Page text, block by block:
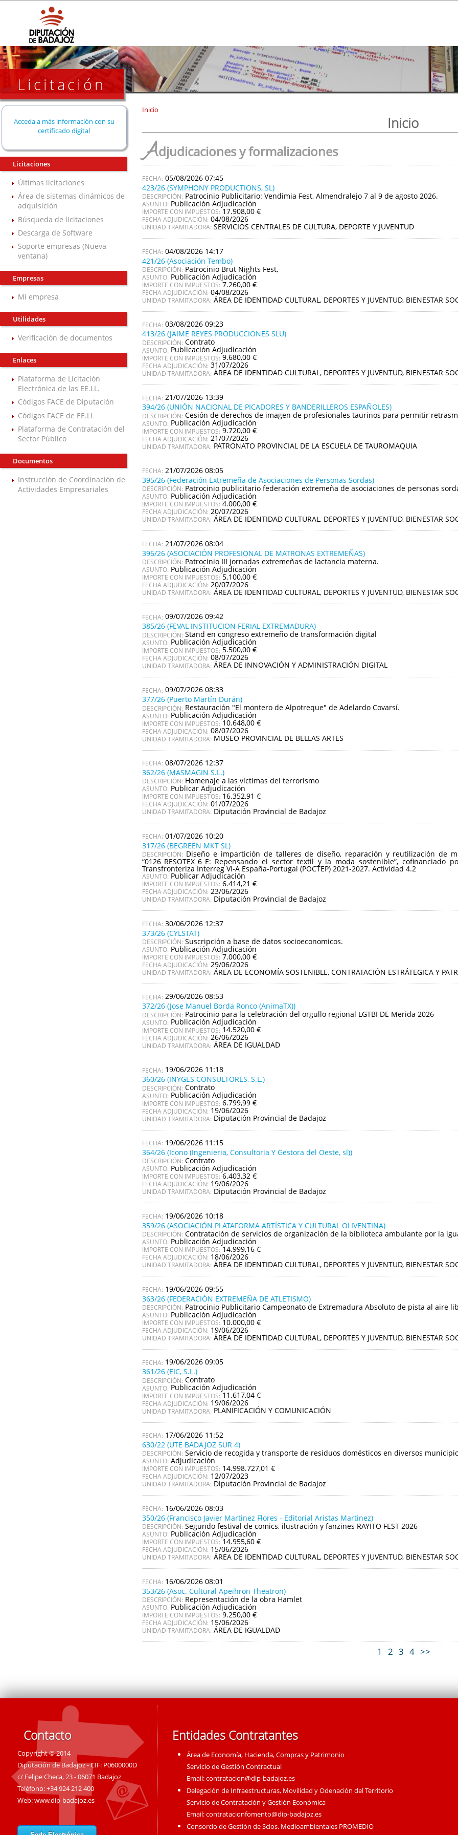
Licitación
Acceda a más información con su
certificado digital
Licitaciones
Últimas licitaciones
Área de sistemas dinámicos de
adquisición
Búsqueda de licitaciones
Descarga de Software
Soporte empresas (Nueva
ventana)
Empresas
Mi empresa
Utilidades
Verificación de documentos
Enlaces
Plataforma de Licitación
Electrónica de las EE.LL.
Códigos FACE de Diputación
Códigos FACE de EE.LL
Plataforma de Contratación del
Sector Público
Documentos
Instrucción de Coordinación de
Actividades Empresariales
Inicio
Inicio
Adjudicaciones y formalizaciones
05/08/2026 07:45
423/26 (SYMPHONY PRODUCTIONS, SL)
DESCRIPCIÓN: Patrocinio Publicitario: Vendimia Fest, Almendralejo 7 al 9 de agosto 2026.
ASUNTO: Publicación Adjudicación
IMPORTE CON IMPUESTOS: 17.908,00 €
FECHA ADJUDICACIÓN: 04/08/2026
UNIDAD TRAMITADORA: SERVICIOS CENTRALES DE CULTURA, DEPORTE Y JUVENTUD
04/08/2026 14:17
421/26 (Asociación Tembo)
DESCRIPCIÓN: Patrocinio Brut Nights Fest,
ASUNTO: Publicación Adjudicación
IMPORTE CON IMPUESTOS: 7.260,00 €
FECHA ADJUDICACIÓN: 04/08/2026
UNIDAD TRAMITADORA: ÁREA DE IDENTIDAD CULTURAL, DEPORTES Y JUVENTUD, BIENESTAR
03/08/2026 09:23
413/26 (JAIME REYES PRODUCCIONES SLU)
DESCRIPCIÓN: Contrato
ASUNTO: Publicación Adjudicación
IMPORTE CON IMPUESTOS: 9.680,00 €
FECHA ADJUDICACIÓN: 31/07/2026
UNIDAD TRAMITADORA: ÁREA DE IDENTIDAD CULTURAL, DEPORTES Y JUVENTUD, BIENESTAR
21/07/2026 13:39
394/26 (UNIÓN NACIONAL DE PICADORES Y BANDERILLEROS ESPAÑOLES)
DESCRIPCIÓN: Cesión de derechos de imagen de profesionales taurinos para permitir
ASUNTO: Publicación Adjudicación
IMPORTE CON IMPUESTOS: 9.720,00 €
FECHA ADJUDICACIÓN: 21/07/2026
UNIDAD TRAMITADORA: PATRONATO PROVINCIAL DE LA ESCUELA DE TAUROMAQUIA
21/07/2026 08:05
395/26 (Federación Extremeña de Asociaciones de Personas Sordas)
DESCRIPCIÓN: Patrocinio publicitario federación extremeña de asociaciones de personas
ASUNTO: Publicación Adjudicación
IMPORTE CON IMPUESTOS: 4.000,00 €
FECHA ADJUDICACIÓN: 20/07/2026
UNIDAD TRAMITADORA: ÁREA DE IDENTIDAD CULTURAL, DEPORTES Y JUVENTUD, BIENESTAR
21/07/2026 08:04
396/26 (ASOCIACIÓN PROFESIONAL DE MATRONAS EXTREMEÑAS)
DESCRIPCIÓN: Patrocinio III jornadas extremeñas de lactancia materna.
ASUNTO: Publicación Adjudicación
IMPORTE CON IMPUESTOS: 5.100,00 €
FECHA ADJUDICACIÓN: 20/07/2026
UNIDAD TRAMITADORA: ÁREA DE IDENTIDAD CULTURAL, DEPORTES Y JUVENTUD, BIENESTAR
09/07/2026 09:42
385/26 (FEVAL INSTITUCION FERIAL EXTREMADURA)
DESCRIPCIÓN: Stand en congreso extremeño de transformación digital
ASUNTO: Publicación Adjudicación
IMPORTE CON IMPUESTOS: 5.500,00 €
FECHA ADJUDICACIÓN: 08/07/2026
UNIDAD TRAMITADORA: ÁREA DE INNOVACIÓN Y ADMINISTRACIÓN DIGITAL
09/07/2026 08:33
377/26 (Puerto Martín Durán)
DESCRIPCIÓN: Restauración "El montero de Alpotreque" de Adelardo Covarsí.
ASUNTO: Publicación Adjudicación
IMPORTE CON IMPUESTOS: 10.648,00 €
FECHA ADJUDICACIÓN: 08/07/2026
UNIDAD TRAMITADORA: MUSEO PROVINCIAL DE BELLAS ARTES
08/07/2026 12:37
362/26 (MASMAGIN S.L.)
DESCRIPCIÓN: Homenaje a las víctimas del terrorismo
ASUNTO: Publicar Adjudicación
IMPORTE CON IMPUESTOS: 16.352,91 €
FECHA ADJUDICACIÓN: 01/07/2026
UNIDAD TRAMITADORA: Diputación Provincial de Badajoz
01/07/2026 10:20
317/26 (BEGREEN MKT SL)
DESCRIPCIÓN: Diseño e impartición de talleres de diseño, reparación y reutilización de
“0126_RESOTEX_6_E: Repensando el sector textil y la moda sostenible”,
Transfronteriza Interreg VI-A España-Portugal (POCTEP) 2021-2027. Actividad 4.2
ASUNTO: Publicar Adjudicación
IMPORTE CON IMPUESTOS: 6.414,21 €
FECHA ADJUDICACIÓN: 23/06/2026
UNIDAD TRAMITADORA: Diputación Provincial de Badajoz
30/06/2026 12:37
373/26 (CYLSTAT)
DESCRIPCIÓN: Suscripción a base de datos socioeconomicos.
ASUNTO: Publicación Adjudicación
IMPORTE CON IMPUESTOS: 7.000,00 €
FECHA ADJUDICACIÓN: 29/06/2026
UNIDAD TRAMITADORA: ÁREA DE ECONOMÍA SOSTENIBLE, CONTRATACIÓN ESTRÁTEGICA Y
29/06/2026 08:53
372/26 (Jose Manuel Borda Ronco (AnimaTX))
DESCRIPCIÓN: Patrocinio para la celebración del orgullo regional LGTBI DE Merida 2026
ASUNTO: Publicación Adjudicación
IMPORTE CON IMPUESTOS: 14.520,00 €
FECHA ADJUDICACIÓN: 26/06/2026
UNIDAD TRAMITADORA: ÁREA DE IGUALDAD
19/06/2026 11:18
360/26 (INYGES CONSULTORES, S.L.)
DESCRIPCIÓN: Contrato
ASUNTO: Publicación Adjudicación
IMPORTE CON IMPUESTOS: 6.799,99 €
FECHA ADJUDICACIÓN: 19/06/2026
UNIDAD TRAMITADORA: Diputación Provincial de Badajoz
19/06/2026 11:15
364/26 (Icono (Ingenieria, Consultoria Y Gestora del Oeste, sl))
DESCRIPCIÓN: Contrato
ASUNTO: Publicación Adjudicación
IMPORTE CON IMPUESTOS: 6.403,32 €
FECHA ADJUDICACIÓN: 19/06/2026
UNIDAD TRAMITADORA: Diputación Provincial de Badajoz
19/06/2026 10:18
359/26 (ASOCIACIÓN PLATAFORMA ARTÍSTICA Y CULTURAL OLIVENTINA)
DESCRIPCIÓN: Contratación de servicios de organización de la biblioteca ambulante por la
ASUNTO: Publicación Adjudicación
IMPORTE CON IMPUESTOS: 14.999,16 €
FECHA ADJUDICACIÓN: 18/06/2026
UNIDAD TRAMITADORA: ÁREA DE IDENTIDAD CULTURAL, DEPORTES Y JUVENTUD, BIENESTAR
19/06/2026 09:55
363/26 (FEDERACIÓN EXTREMEÑA DE ATLETISMO)
DESCRIPCIÓN: Patrocinio Publicitario Campeonato de Extremadura Absoluto de pista al aire
ASUNTO: Publicación Adjudicación
IMPORTE CON IMPUESTOS: 10.000,00 €
FECHA ADJUDICACIÓN: 19/06/2026
UNIDAD TRAMITADORA: ÁREA DE IDENTIDAD CULTURAL, DEPORTES Y JUVENTUD, BIENESTAR
19/06/2026 09:05
361/26 (EIC, S.L.)
DESCRIPCIÓN: Contrato
ASUNTO: Publicación Adjudicación
IMPORTE CON IMPUESTOS: 11.617,04 €
FECHA ADJUDICACIÓN: 19/06/2026
UNIDAD TRAMITADORA: PLANIFICACIÓN Y COMUNICACIÓN
17/06/2026 11:52
630/22 (UTE BADAJOZ SUR 4)
DESCRIPCIÓN: Servicio de recogida y transporte de residuos domésticos en diversos
ASUNTO: Adjudicación
IMPORTE CON IMPUESTOS: 14.998.727,01 €
FECHA ADJUDICACIÓN: 12/07/2023
UNIDAD TRAMITADORA: Diputación Provincial de Badajoz
16/06/2026 08:03
350/26 (Francisco Javier Martinez Flores - Editorial Aristas Martinez)
DESCRIPCIÓN: Segundo festival de comics, ilustración y fanzines RAYITO FEST 2026
ASUNTO: Publicación Adjudicación
IMPORTE CON IMPUESTOS: 14.955,60 €
FECHA ADJUDICACIÓN: 15/06/2026
UNIDAD TRAMITADORA: ÁREA DE IDENTIDAD CULTURAL, DEPORTES Y JUVENTUD, BIENESTAR
16/06/2026 08:01
353/26 (Asoc. Cultural Apeihron Theatron)
DESCRIPCIÓN: Representación de la obra Hamlet
ASUNTO: Publicación Adjudicación
IMPORTE CON IMPUESTOS: 9.250,00 €
FECHA ADJUDICACIÓN: 15/06/2026
UNIDAD TRAMITADORA: ÁREA DE IGUALDAD
1 2 3 4 >>
Contacto
Copyright © 2014
Diputación de Badajoz - CIF: P0600000D
c/ Felipe Checa, 23 - 06071 Badajoz
Teléfono: +34 924 212 400
Web:www.dip-badajoz.es
Entidades Contratantes
Área de Economía, Hacienda, Compras y Patrimonio
Servicio de Gestión Contractual
Email:contratacion@dip-badajoz.es
Delegación de Infraestructuras, Movilidad y Odenación del Territorio
Servicio de Contratación y Gestión Económica
Email:contratacionfomento@dip-badajoz.es
Consorcio de Gestión de Scios. Medioambientales PROMEDIO